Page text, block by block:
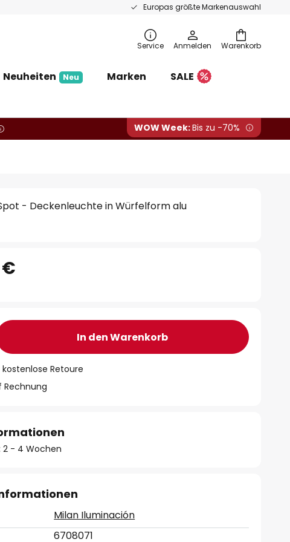
Europas größte Markenauswahl
Warenkorb
Service Anmelden
Neuheiten Neu Marken
SALE
WOW Week:Bis zu -70%
- Deckenleuchte in Würfelform alu
In den Warenkorb
Retoure
Rechnung
2 - 4 Wochen
Milan Iluminación
6708071